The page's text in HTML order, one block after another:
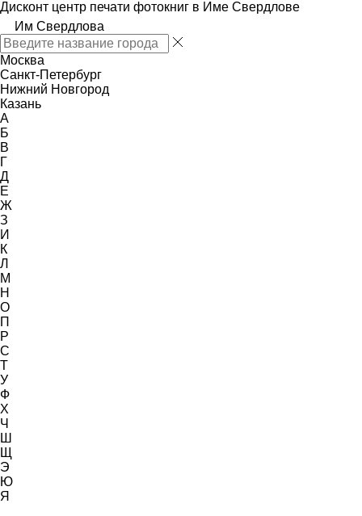
Дисконт центр печати фотокниг в Име Свердлове
Им Свердлова
Москва
Санкт-Петербург
Нижний Новгород
Казань
А
Б
В
Г
Д
Е
Ж
З
И
К
Л
М
Н
О
П
Р
С
Т
У
Ф
Х
Ч
Ш
Щ
Э
Ю
Я